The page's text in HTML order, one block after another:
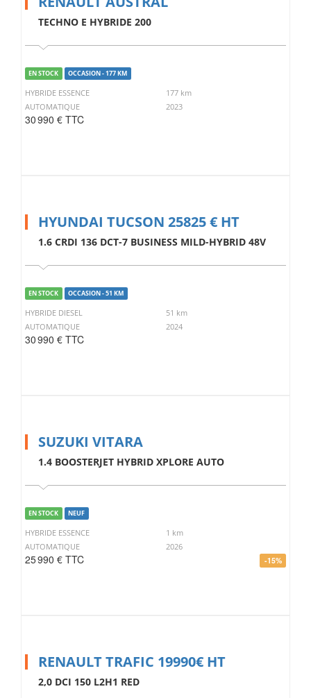
TECHNO E HYBRIDE 200
EN STOCK OCCASION - 177 KM
HYBRIDE ESSENCE
177 km
AUTOMATIQUE
2023
30 990 € TTC
HYUNDAI TUCSON 25825 € HT
1.6 CRDI 136 DCT-7 BUSINESS MILD-HYBRID 48V
EN STOCK OCCASION - 51 KM
HYBRIDE DIESEL
51 km
AUTOMATIQUE
2024
30 990 € TTC
SUZUKI VITARA
1.4 BOOSTERJET HYBRID XPLORE AUTO
EN STOCK NEUF
HYBRIDE ESSENCE
1 km
AUTOMATIQUE
2026
25 990 € TTC -15%
RENAULT TRAFIC 19990€ HT
2,0 DCI 150 L2H1 RED